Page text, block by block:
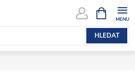
HLEDAT
NÁKUPNÍ
KOŠÍK